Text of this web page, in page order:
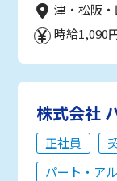
津・松阪
時給1,090
株式会社
正社員
パート・ア